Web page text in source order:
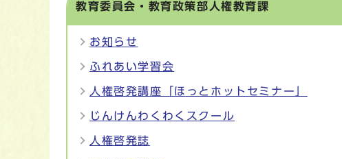
教育委員会・教育政策部人権教育課
お知らせ
ふれあい学習会
人権啓発講座「ほっとホットセミナー」
じんけんわくわくスクール
人権啓発誌